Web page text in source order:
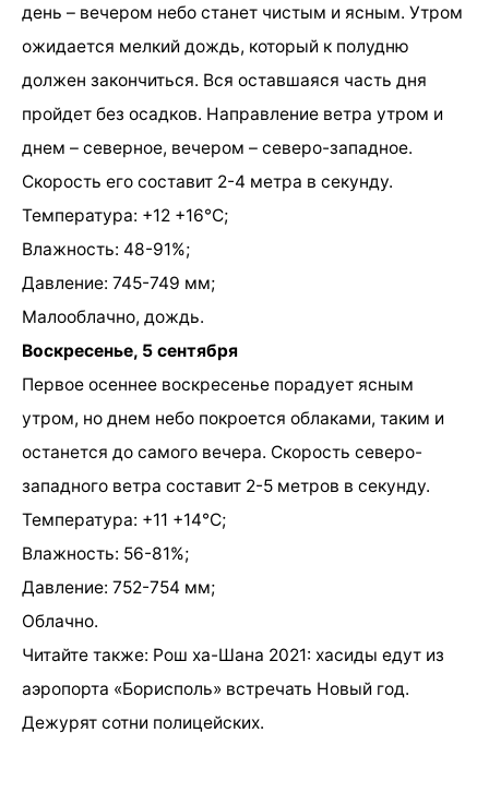
день – вечером небо станет чистым и ясным. Утром
ожидается мелкий дождь, который к полудню
должен закончиться. Вся оставшаяся часть дня
пройдет без осадков. Направление ветра утром и
днем – северное, вечером – северо-западное.
Скорость его составит 2-4 метра в секунду.
Температура: +12 +16°C;
Влажность: 48-91%;
Давление: 745-749 мм;
Малооблачно, дождь.
Воскресенье, 5 сентября
Первое осеннее воскресенье порадует ясным
утром, но днем небо покроется облаками, таким и
останется до самого вечера. Скорость северо-
западного ветра составит 2-5 метров в секунду.
Температура: +11 +14°C;
Влажность: 56-81%;
Давление: 752-754 мм;
Облачно.
Читайте также: Рош ха-Шана 2021: хасиды едут из
аэропорта «Борисполь» встречать Новый год.
Дежурят сотни полицейских.